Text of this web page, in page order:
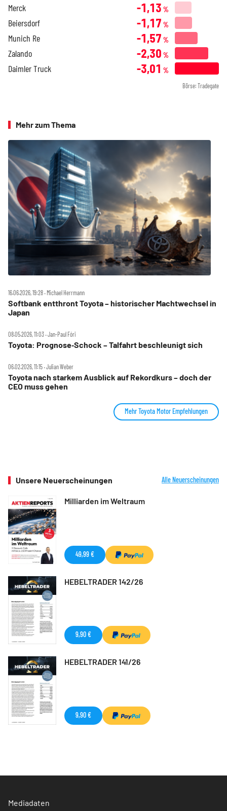
Merck -1,13 %
Beiersdorf -1,17 %
Munich Re -1,57 %
Zalando -2,30 %
Daimler Truck -3,01 %
Börse: Tradegate
Mehr zum Thema
16.06.2026, 19:28 ‧ Michael Herrmann
Softbank entthront Toyota – historischer Machtwechsel in
Japan
08.05.2026, 11:03 ‧ Jan-Paul Fóri
Toyota: Prognose‑Schock – Talfahrt beschleunigt sich
06.02.2026, 11:15 ‧ Julian Weber
Toyota nach starkem Ausblick auf Rekordkurs – doch der
CEO muss gehen
Mehr Toyota Motor Empfehlungen
Unsere Neuerscheinungen Alle Neuerscheinungen
Milliarden im Weltraum
49,99 €
HEBELTRADER 142/26
9,90 €
HEBELTRADER 141/26
9,90 €
Mediadaten